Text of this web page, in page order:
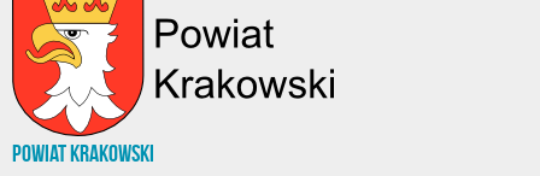
Powiat Krakowski